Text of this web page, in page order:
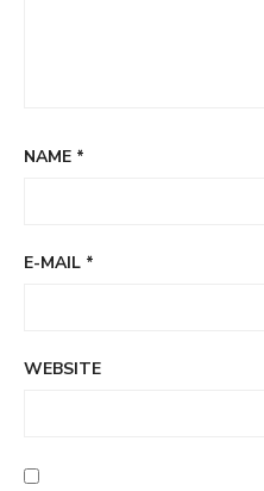
NAME *
E-MAIL *
WEBSITE